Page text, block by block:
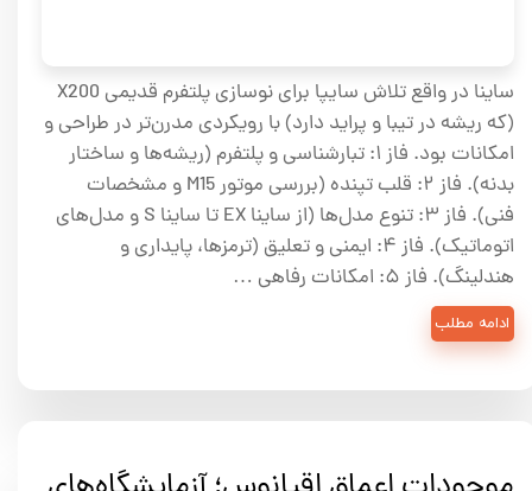
ساینا در واقع تلاش سایپا برای نوسازی پلتفرم قدیمی X200
(که ریشه در تیبا و پراید دارد) با رویکردی مدرن‌تر در طراحی و
امکانات بود. فاز ۱: تبارشناسی و پلتفرم (ریشه‌ها و ساختار
بدنه). فاز ۲: قلب تپنده (بررسی موتور M15 و مشخصات
فنی). فاز ۳: تنوع مدل‌ها (از ساینا EX تا ساینا S و مدل‌های
اتوماتیک). فاز ۴: ایمنی و تعلیق (ترمزها، پایداری و
هندلینگ). فاز ۵: امکانات رفاهی …
ادامه مطلب